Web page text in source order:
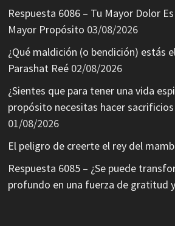
Respuesta 6086 – Tu Mayor Dolor
Mayor Propósito 03/08/2026
¿Qué maldición (o bendición) estás
Parashat Reé 02/08/2026
¿Sientes que para tener una vida
propósito necesitas hacer
01/08/2026
El peligro de creerte el rey del
Respuesta 6085 – ¿Se puede
profundo en una fuerza de gratitud